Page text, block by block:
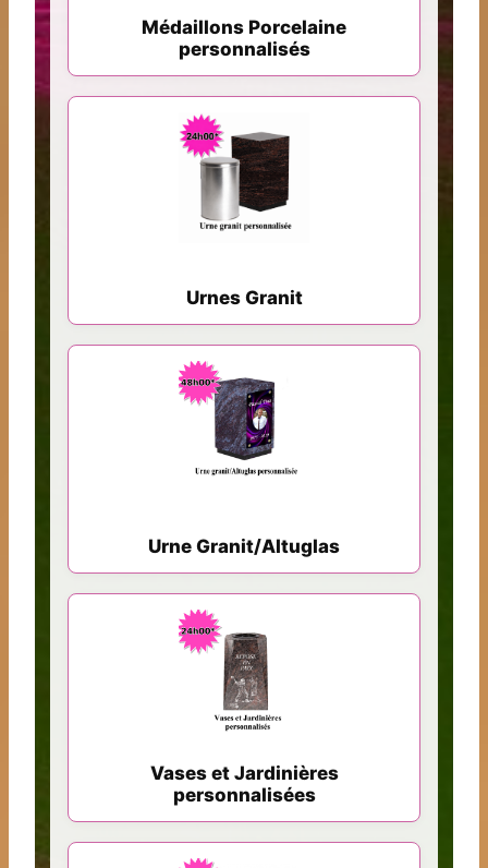
Médaillons Porcelaine
personnalisés
Urnes Granit
Urne Granit/Altuglas
Vases et Jardinières
personnalisées